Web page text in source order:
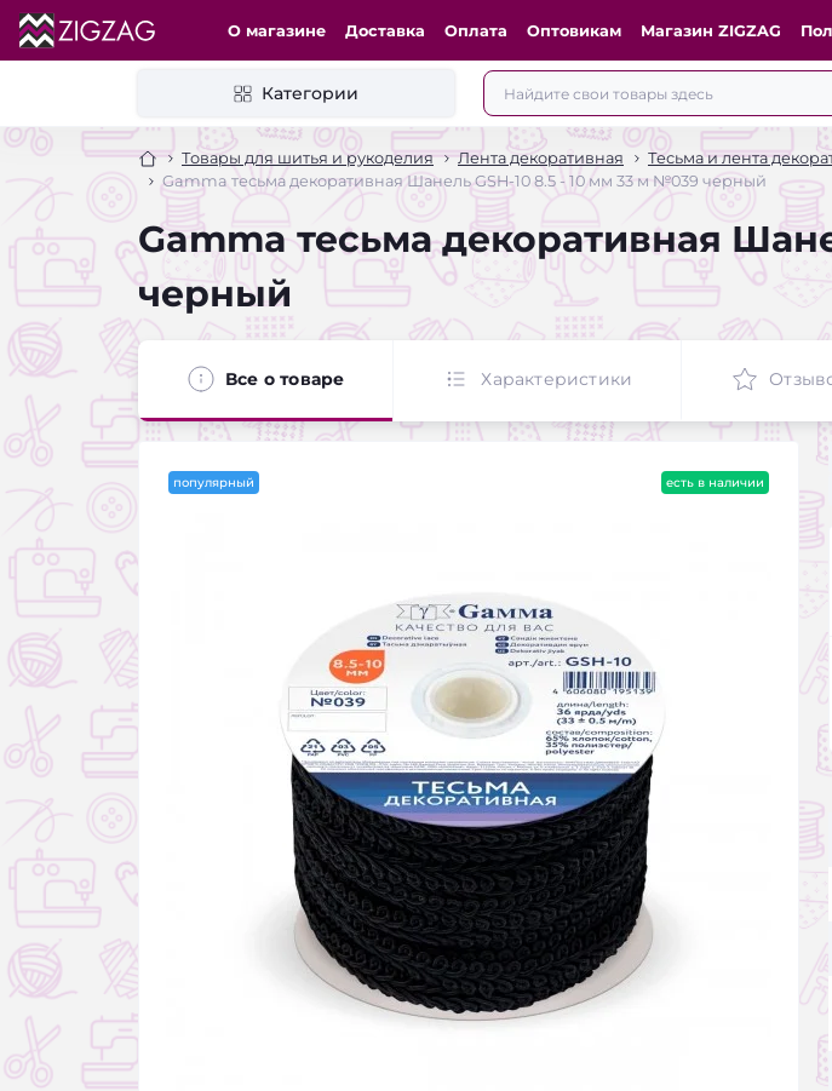
О магазине Доставка Оплата Оптовикам Магазин ZIGZAG
Категории
Товары для шитья и рукоделия Лента декоративная
Тесьма и лента
Gamma тесьма декоративная Шанель GSH-10 8.5 - 10 мм 33 м №039 черный
Gamma тесьма декоративная
черный
Все о товаре Характеристики
популярный есть в наличии